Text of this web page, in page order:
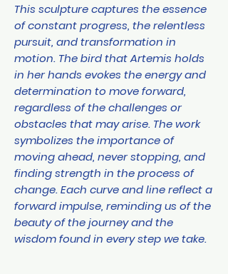
This sculpture captures the essence
of constant progress, the relentless
pursuit, and transformation in
motion. The bird that Artemis holds
in her hands evokes the energy and
determination to move forward,
regardless of the challenges or
obstacles that may arise. The work
symbolizes the importance of
moving ahead, never stopping, and
finding strength in the process of
change. Each curve and line reflect a
forward impulse, reminding us of the
beauty of the journey and the
wisdom found in every step we take.